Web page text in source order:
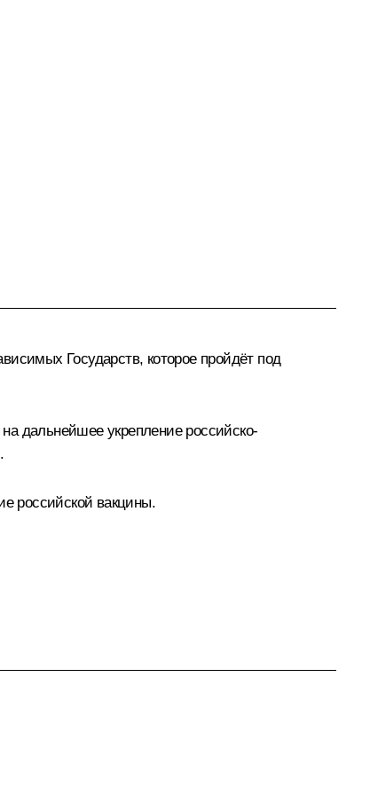
Государств, которое пройдёт под
дальнейшее укрепление российско-
российской вакцины.